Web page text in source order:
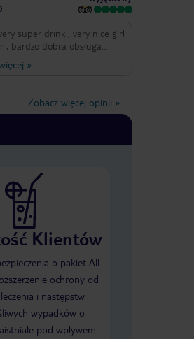
super drink , very nice girl
, bardzo dobra obsługa
drinki specjalne ,zawsze
»
Zobacz więcej opinii »
Klientów
o pakiet All
ochrony od
i następstw
wypadków o
pod wpływem